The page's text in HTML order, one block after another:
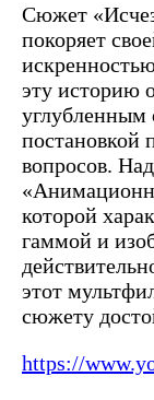
Сюжет
покоряет
эту историю
углубленным
постановкой
вопросов.
которой
гаммой и
этот
сюжету
https://